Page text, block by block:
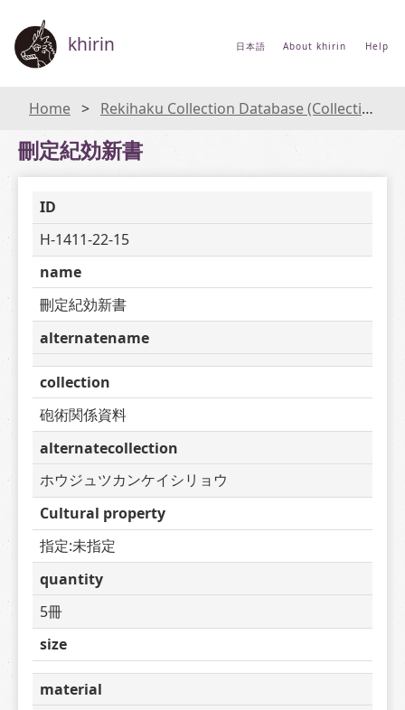
khirin 日本語 About khirin Help
Home Rekihaku Collection Database (Collections Database of the National Museum of Japanese History)
刪定紀効新書
ID
H-1411-22-15
name
刪定紀効新書
alternatename
collection
砲術関係資料
alternatecollection
ホウジュツカンケイシリョウ
Cultural property
指定:未指定
quantity
5冊
size
material